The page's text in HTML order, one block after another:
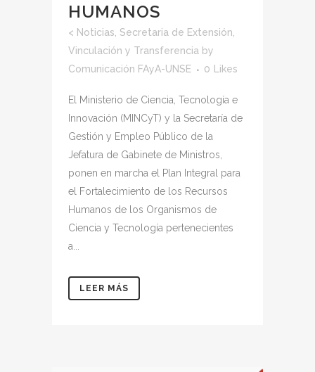
HUMANOS
< Noticias Secretaria de Extensión,
Vinculación y Transferencia by
Comunicación FAyA-UNSE
0 Likes
El Ministerio de Ciencia, Tecnología e
Innovación (MINCyT) y la Secretaría de
Gestión y Empleo Público de la
Jefatura de Gabinete de Ministros,
ponen en marcha el Plan Integral para
el Fortalecimiento de los Recursos
Humanos de los Organismos de
Ciencia y Tecnología pertenecientes
a...
LEER MÁS